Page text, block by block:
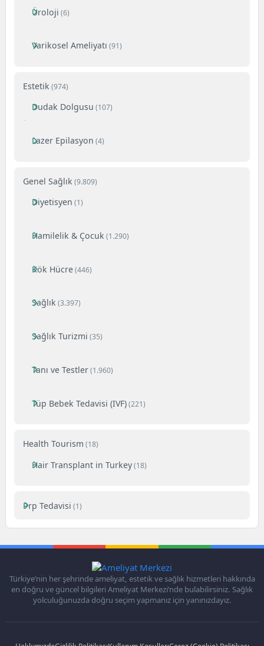
Üroloji (6)
Varikosel Ameliyatı (91)
Estetik (974)
Dudak Dolgusu (107)
Lazer Epilasyon (4)
Genel Sağlık (9.809)
Diyetisyen (1)
Hamilelik & Çocuk (1.290)
Kök Hücre(446)
Sağlık (3.397)
Sağlık Turizmi (35)
Tanı ve Testler(1.960)
Tüp Bebek Tedavisi (IVF)(221)
Health Tourism (18)
Hair Transplant in Turkey(18)
Prp Tedavisi (1)
Türkiye’nin her şehrinde ameliyat, estetik ve sağlık hizmetleri hakkında
en doğru ve güncel bilgileri Ameliyat Merkezi’nde bulabilirsiniz. Sağlık
yolculuğunuzda doğru seçim yapmanız için yanınızdayız.